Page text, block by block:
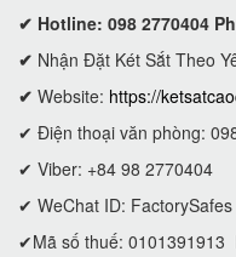
✔ Hotline: 098 2770404
✔ Nhận Đặt Két Sắt Theo
✔ Website: https://
✔ Điện thoại văn phòng:
✔ Viber: +84 98 2770404
✔ WeChat ID: FactorySafes
✔Mã số thuế: 0101391913